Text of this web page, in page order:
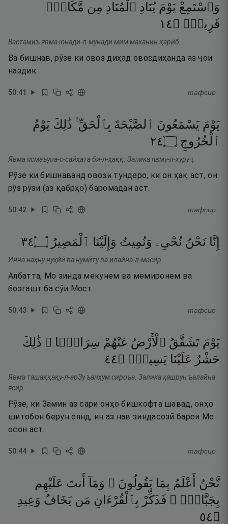
وَٱسْتَمِعْ يَوْمَ يُنَادِ ٱلْمُنَادِ مِن مَّكَانٍۢ
قَرِيبٍۢ ۝٤١
Вастамиъ явма юнади-л-мунади мим маканин қарӣб.
Ва бишнав, рӯзе ки овоз диҳад овоздиҳанда аз ҷои
наздик.
50:41 тафсир
يَوْمَ يَسْمَعُونَ ٱلصَّيْحَةَ بِٱلْحَقِّ ۚ ذَٰلِكَ يَوْمُ
ٱلْخُرُوجِ ۝٤٢
Явма ясмаъуна-с-сайҳата би-л-ҳаққ. Залика явму-л-хуруҷ.
Рӯзе ки бишнаванд овози тундеро, ки он ҳақ аст, он
рӯз рӯзи (аз қабрҳо) баромадан аст.
50:42 тафсир
إِنَّا نَحْنُ نُحْىِۦ وَنُمِيتُ وَإِلَيْنَا ٱلْمَصِيرُ ۝٤٣
Инна наҳну нуҳйӣ ва нумӣту ва илайна-л-масӣр.
Албатта, Мо зинда мекунем ва мемиронем ва
бозгашт ба сӯи Мост.
50:43 тафсир
يَوْمَ تَشَقَّقُ ٱلْأَرْضُ عَنْهُمْ سِرَاعًۭا ۚ ذَٰلِكَ
حَشْرٌ عَلَيْنَا يَسِيرٌۭ ۝٤٤
Явма ташаққақу-л-арЗу ъанҳум сироъа. Залика ҳашрун ъалайна
ясӣр.
Рӯзе, ки Замин аз сари онҳо бишкофта шавад, онҳо
шитобон берун оянд, ин аз нав зиндасозӣ барои Мо
осон аст.
50:44 тафсир
نَّحْنُ أَعْلَمُ بِمَا يَقُولُونَ ۖ وَمَآ أَنتَ عَلَيْهِم
بِجَبَّارٍۢ ۖ فَذَكِّرْ بِٱلْقُرْءَانِ مَن يَخَافُ وَعِيدِ
۝٤٥